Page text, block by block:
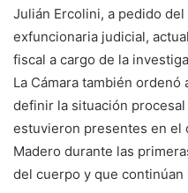
Julián Ercolini, a pedido
exfuncionaria judicial,
fiscal a cargo de la
La Cámara también
definir la situación
estuvieron presentes en el
Madero durante las
del cuerpo y que continúan